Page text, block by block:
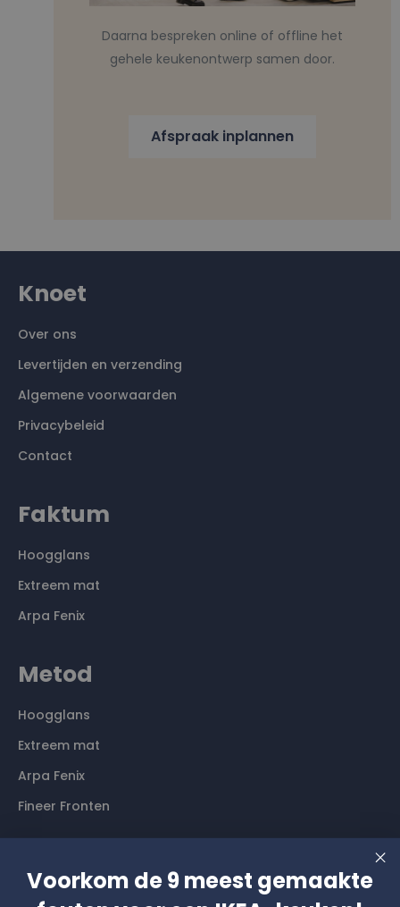
Daarna bespreken online of offline het
gehele keukenontwerp samen door.
Afspraak inplannen
Knoet
Over ons
Levertijden en verzending
Algemene voorwaarden
Privacybeleid
Contact
Faktum
Hoogglans
Extreem mat
Arpa Fenix
Metod
Hoogglans
Extreem mat
Arpa Fenix
Fineer Fronten
Contact
Voorkom de 9 meest gemaakte